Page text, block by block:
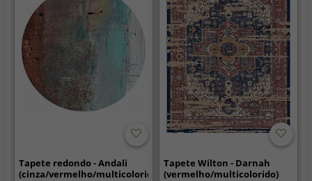
Tapete redondo - Andali
(cinza/vermelho/multicolorido)
Tapete Wilton - Darnah
(vermelho/multicolorido)